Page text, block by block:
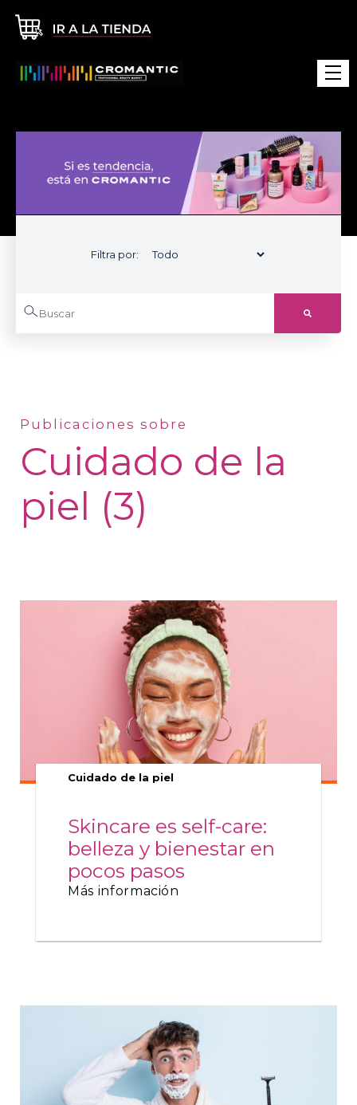
Filtra por:
Publicaciones sobre
Cuidado de la
piel (3)
Cuidado de la piel
Skincare es self-care:
belleza y bienestar en
pocos pasos
Más información